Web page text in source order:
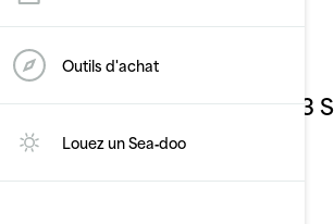
Outils d'achat
Louez un Sea‑doo
2023